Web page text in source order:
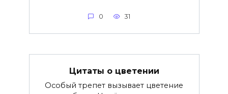
0 31
Цитаты о цветении
Особый трепет вызывает цветение